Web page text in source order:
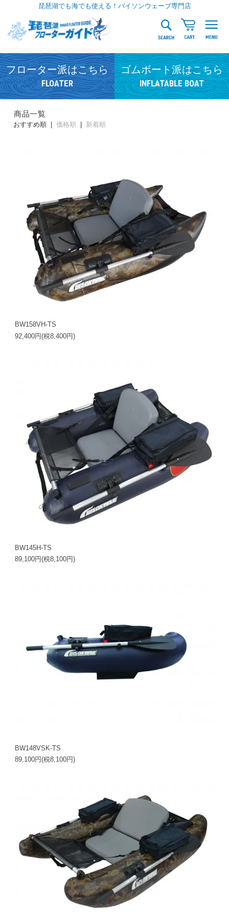
琵琶湖でも海でも使える！バイソンウェーブ専門店
フローター派はこちら
FLOATER
ゴムボート派はこちら
INFLATABLE BOAT
商品一覧
おすすめ順 |価格順 新着順
BW158VH-TS
92,400円(税8,400円)
BW145H-TS
89,100円(税8,100円)
BW148VSK-TS
89,100円(税8,100円)